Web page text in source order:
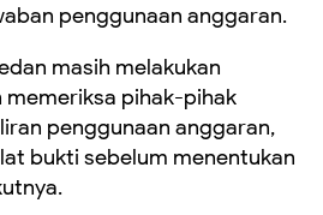
penggunaan anggaran.
masih melakukan
memeriksa pihak-pihak
penggunaan anggaran,
bukti sebelum menentukan